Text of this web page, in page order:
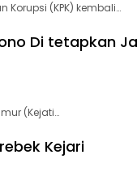
(KPK) kembali…
Di tetapkan
(Kejati…
Kejari